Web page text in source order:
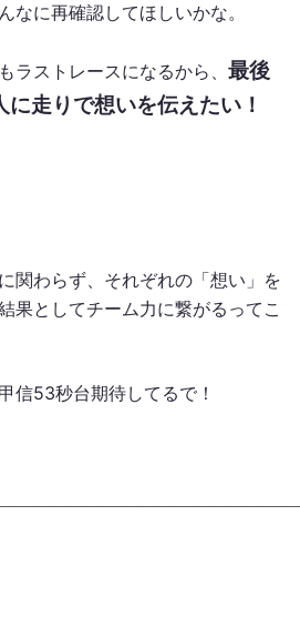
なに再確認してほしいかな。
ラストレースになるから、 最後
走りで想いを伝えたい！
関わらず、それぞれの「想い」を
果としてチーム力に繋がるってこ
信53秒台期待してるで！